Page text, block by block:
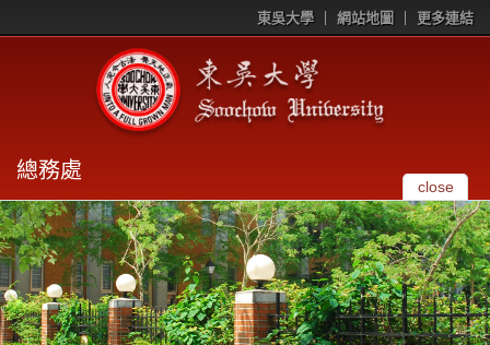
東吳大學 網站地圖 更多連結
總務處
close